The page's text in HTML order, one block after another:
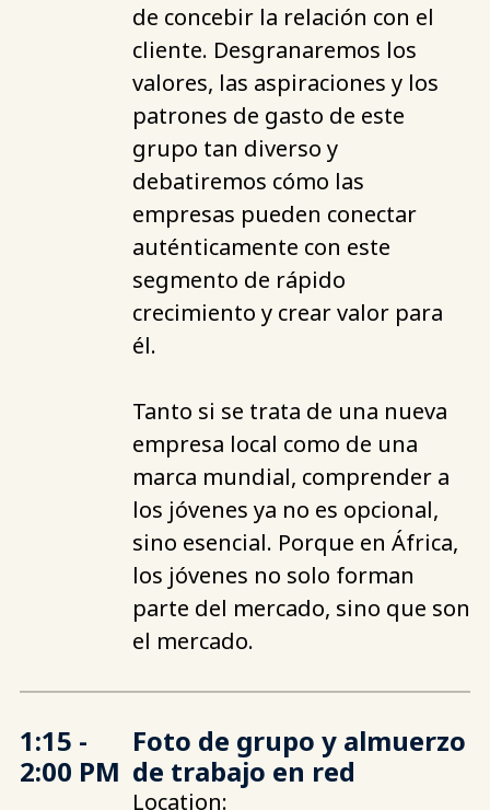
de concebir la relación con el
cliente. Desgranaremos los
valores, las aspiraciones y los
patrones de gasto de este
grupo tan diverso y
debatiremos cómo las
empresas pueden conectar
auténticamente con este
segmento de rápido
crecimiento y crear valor para
él.
Tanto si se trata de una nueva
empresa local como de una
marca mundial, comprender a
los jóvenes ya no es opcional,
sino esencial. Porque en África,
los jóvenes no solo forman
parte del mercado, sino que son
el mercado.
1:15 -
2:00 PM
Foto de grupo y almuerzo
de trabajo en red
Location: